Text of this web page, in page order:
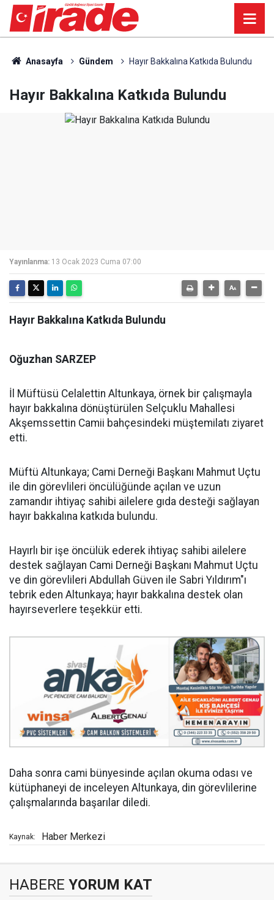
Anasayfa Gündem Hayır Bakkalına Katkıda Bulundu
Hayır Bakkalına Katkıda Bulundu
Yayınlanma: 13 Ocak 2023 Cuma 07:00
Hayır Bakkalına Katkıda Bulundu
Oğuzhan SARZEP
İl Müftüsü Celalettin Altunkaya, örnek bir çalışmayla
hayır bakkalına dönüştürülen Selçuklu Mahallesi
Akşemssettin Camii bahçesindeki müştemilatı ziyaret
etti.
Müftü Altunkaya; Cami Derneği Başkanı Mahmut Uçtu
ile din görevlileri öncülüğünde açılan ve uzun
zamandır ihtiyaç sahibi ailelere gıda desteği sağlayan
hayır bakkalına katkıda bulundu.
Hayırlı bir işe öncülük ederek ihtiyaç sahibi ailelere
destek sağlayan Cami Derneği Başkanı Mahmut Uçtu
ve din görevlileri Abdullah Güven ile Sabri Yıldırım"ı
tebrik eden Altunkaya; hayır bakkalına destek olan
hayırseverlere teşekkür etti.
Daha sonra cami bünyesinde açılan okuma odası ve
kütüphaneyi de inceleyen Altunkaya, din görevlilerine
çalışmalarında başarılar diledi.
Kaynak: Haber Merkezi
HABERE YORUM KAT